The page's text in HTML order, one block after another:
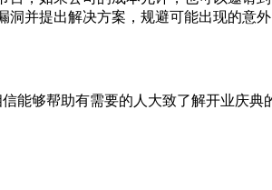
并提出解决方案，规避可能出现的意
能够帮助有需要的人大致了解开业庆